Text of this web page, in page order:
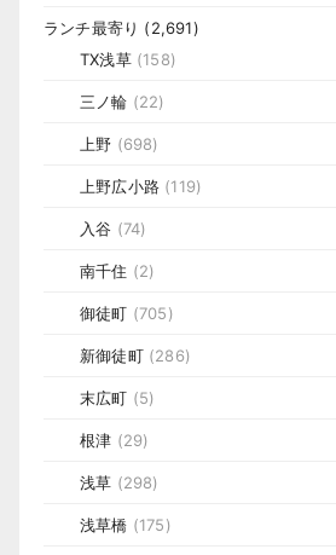
ランチ最寄り (2,691)
TX浅草(158)
三ノ輪 (22)
上野 (698)
上野広小路 (119)
入谷 (74)
南千住 (2)
御徒町 (705)
新御徒町(286)
末広町 (5)
根津 (29)
浅草 (298)
浅草橋 (175)